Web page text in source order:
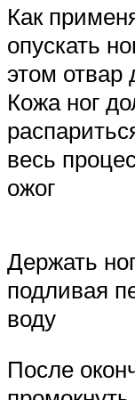
Как
опускать
этом отвар
Кожа ног
весь
ожог
Держать
подливая
воду
После